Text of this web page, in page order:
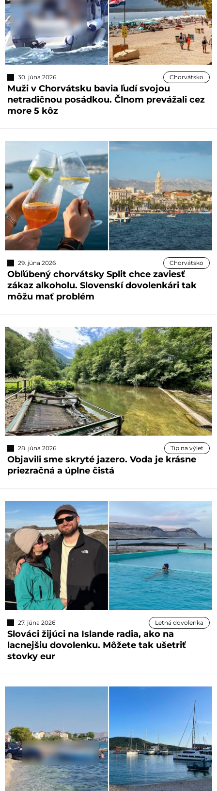
30. júna 2026 Chorvátsko
Muži v Chorvátsku bavia ľudí svojou
netradičnou posádkou. Člnom prevážali cez
more 5 kôz
29. júna 2026 Chorvátsko
Obľúbený chorvátsky Split chce zaviesť
zákaz alkoholu. Slovenskí dovolenkári tak
môžu mať problém
28. júna 2026 Tip na výlet
Objavili sme skryté jazero. Voda je krásne
priezračná a úplne čistá
27. júna 2026 Letná dovolenka
Slováci žijúci na Islande radia, ako na
lacnejšiu dovolenku. Môžete tak ušetriť
stovky eur